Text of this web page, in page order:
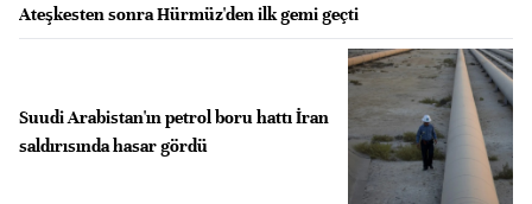
Ateşkesten sonra Hürmüz'den ilk gemi geçti
Suudi Arabistan'ın petrol boru hattı İran
saldırısında hasar gördü